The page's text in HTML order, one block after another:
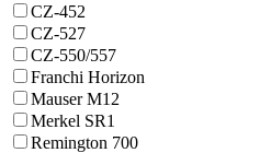
CZ-452
CZ-527
CZ-550/557
Franchi Horizon
Mauser M12
Merkel SR1
Remington 700